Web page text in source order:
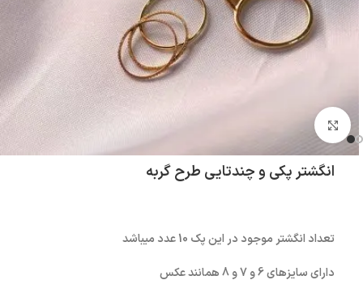
بزرگنمایی تصویر
انگشتر پکی و چندتایی طرح گربه
تعداد انگشتر موجود در این پک 10 عدد میباشد
دارای سایزهای 6 و 7 و 8 همانند عکس